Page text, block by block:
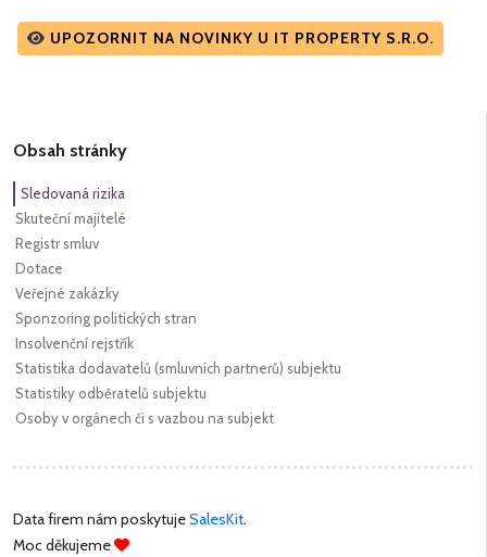
UPOZORNIT NA NOVINKY U IT PROPERTY S.R.O.
Obsah stránky
Sledovaná rizika
Skuteční majitelé
Registr smluv
Dotace
Veřejné zakázky
Sponzoring politických stran
Insolvenční rejstřík
Statistika dodavatelů (smluvních partnerů) subjektu
Statistiky odběratelů subjektu
Osoby v orgánech či s vazbou na subjekt
Data firem nám poskytujeSalesKit.
Moc děkujeme